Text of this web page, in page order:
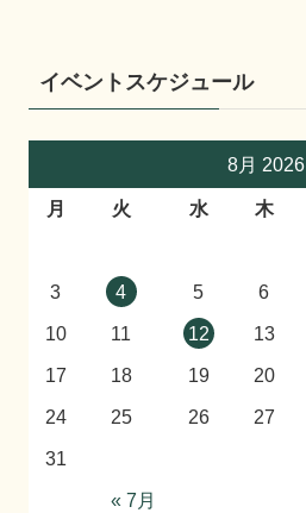
イベントスケジュール
8月 2026
月 火 水 木
3
4 5 6
10
11 12 13
17
18 19 20
24
25 26 27
31
« 7月